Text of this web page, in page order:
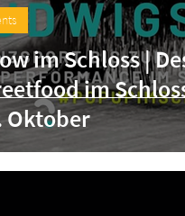
im Schloss |
im
Oktober